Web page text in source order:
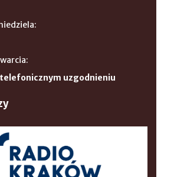
uzgodnieniu